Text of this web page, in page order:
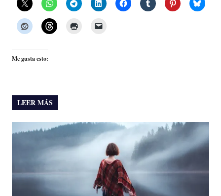
Me gusta esto:
LEER MÁS